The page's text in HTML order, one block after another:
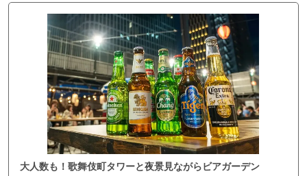
大人数も！歌舞伎町タワーと夜景見ながらビアガーデン